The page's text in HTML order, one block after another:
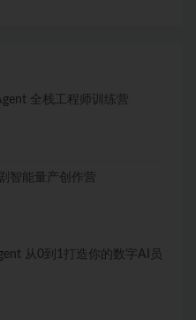
全栈工程师训练营
智能量产创作营
从0到1打造你的数字AI员